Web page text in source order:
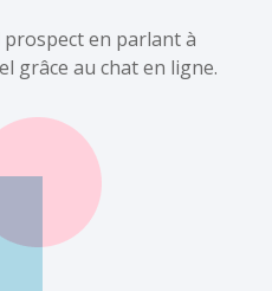
en parlant à
grâce au chat en ligne.